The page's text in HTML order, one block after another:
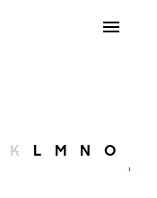
K L M N O